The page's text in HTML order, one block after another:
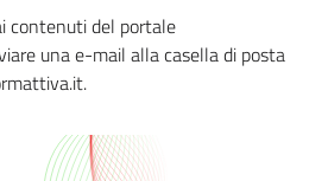
contenuti del portale
una e-mail alla casella di posta